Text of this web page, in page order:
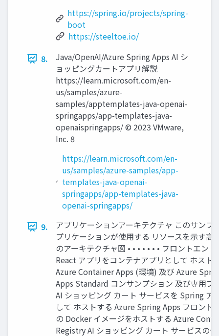
https://spring.io/projects/spring-
boot
https://steeltoe.io/
8.
Java/OpenAI/Azure Spring Apps AI シ
ョッピングカートアプリ解説
https://learn.microsoft.com/en-
us/samples/azure-
samples/apptemplates-java-openai-
springapps/app-templates-java-
openaispringapps/ © 2023 VMware,
Inc. 8
https://learn.microsoft.com/en-
us/samples/azure-samples/app-
templates-java-openai-
springapps/app-templates-java-
openai-springapps/
9.
アプリケーションアーキテクチャ このサンプ
プリケーションが使⽤する リソースを⽰す⾼
のアーキテクチャ図 • • • • • • • フロントエンド
React アプリをコンテナアプリとして ホスト
Azure Container Apps (環境) 及び Azure
Apps Standard コンサンプション 及び専⽤プ
AI ショッピング カート サービスを Spring ア
して ホストする Azure Spring Apps フロント
の Docker イメージをホストする Azure
Registry AI ショッピング カート サービスの